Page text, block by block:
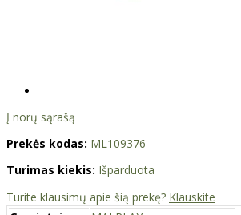
Į norų sąrašą
Prekės kodas: ML109376
Turimas kiekis: Išparduota
Turite klausimų apie šią prekę? Klauskite